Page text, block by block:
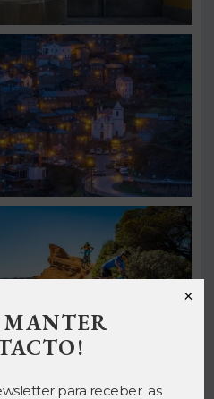
MANTER
para receber as
×